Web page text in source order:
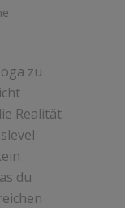
zu
Realität
du